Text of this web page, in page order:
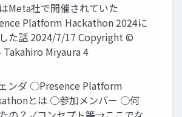
Meta社で開催されていた
Platform Hackathon 2024に
た話 2024/7/17 Copyright ©
Takahiro Miyaura 4
ンダ ○Presence Platform
とは ○参加メンバー ○何